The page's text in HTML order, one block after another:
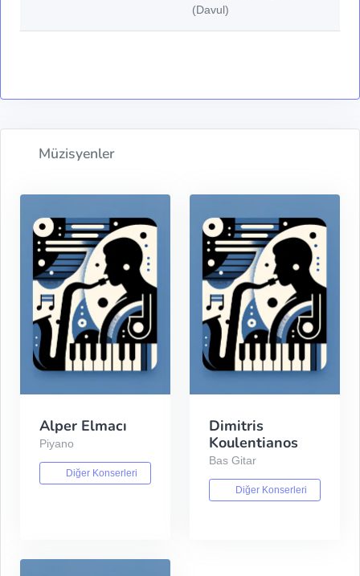
(Davul)
Müzisyenler
Alper Elmacı
Piyano
Diğer Konserleri
Dimitris
Koulentianos
Bas Gitar
Diğer Konserleri